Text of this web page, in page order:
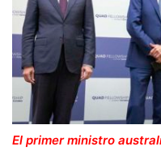
El primer ministro